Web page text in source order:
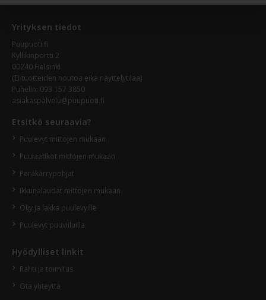
Yrityksen tiedot
Puupuoti.fi
Kyllikinportti 2
00240 Helsinki
(Ei tuotteiden noutoa eikä näyttelytilaa)
Puhelin: 093 157 3850
asiakaspalvelu@puupuoti.fi
Etsitkö seuraavia?
Puulevyt mittojen mukaan
Puulaatikot mittojen mukaan
Peräkärrypohjat
Ikkunalaudat mittojen mukaan
Öljy ja lakka puulevyille
Puulevyt puuviiluilla
Hyödylliset linkit
Rahti ja toimitus
Ota yhteyttä